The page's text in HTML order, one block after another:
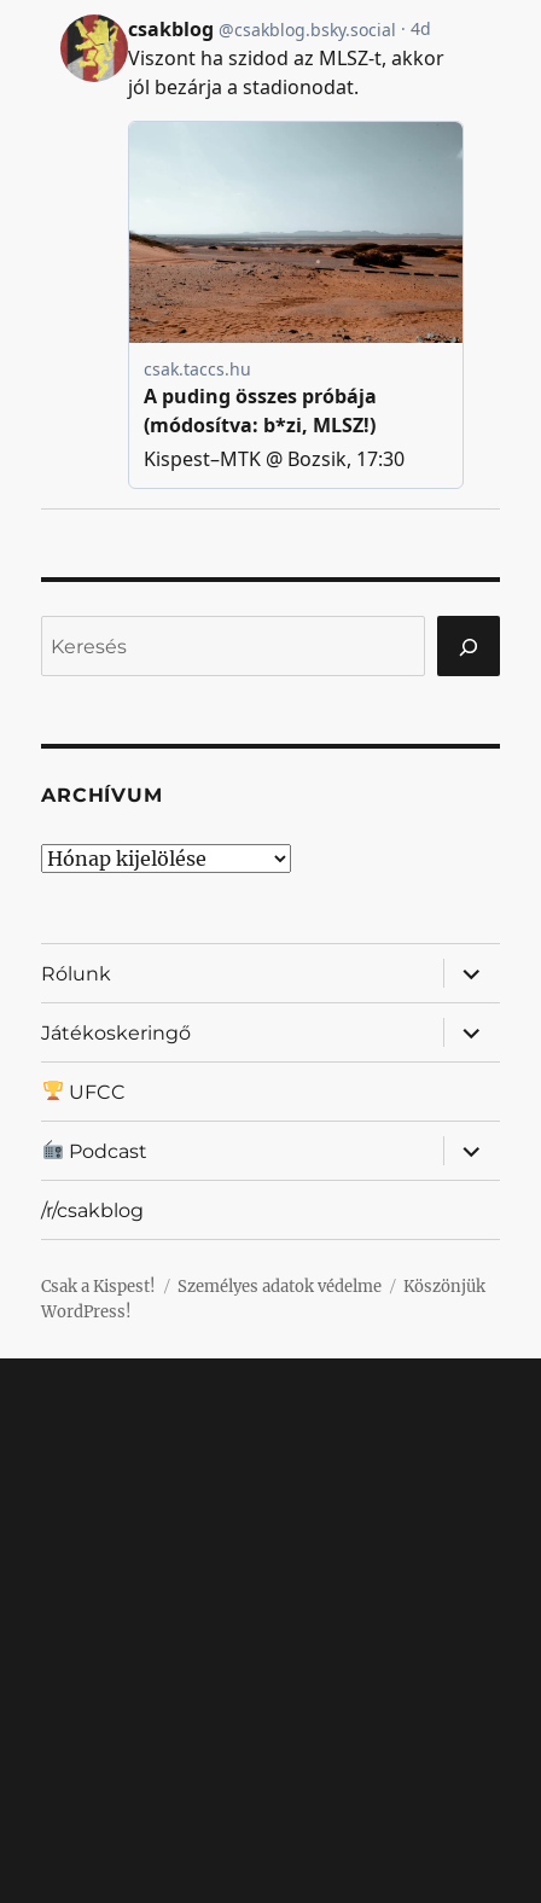
ARCHÍVUM
Archívum
Rólunk
almenü
Játékoskeringő
almenü
UFCC
Podcast
almenü
/r/csakblog
Csak a Kispest! Személyes adatok védelme
Köszönjük
WordPress!